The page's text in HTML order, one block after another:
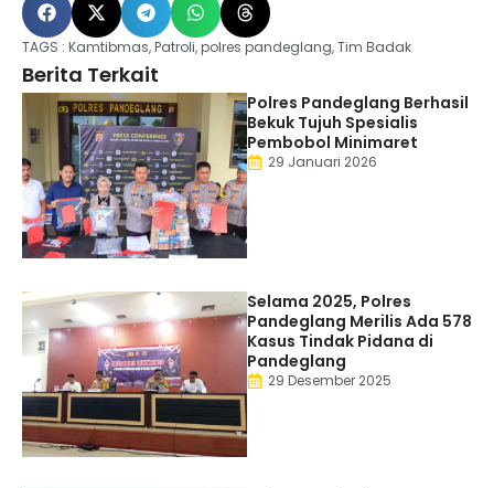
TAGS : Kamtibmas,Patroli,polres pandeglang,Tim Badak
Berita Terkait
Polres Pandeglang Berhasil
Bekuk Tujuh Spesialis
Pembobol Minimaret
29 Januari 2026
Selama 2025, Polres
Pandeglang Merilis Ada 578
Kasus Tindak Pidana di
Pandeglang
29 Desember 2025